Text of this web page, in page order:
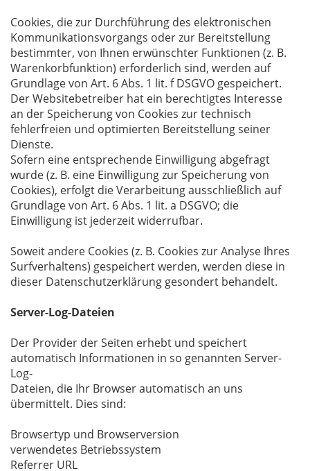
Cookies, die zur Durchführung des elektronischen
Kommunikationsvorgangs oder zur Bereitstellung
bestimmter, von Ihnen erwünschter Funktionen (z. B.
Warenkorbfunktion) erforderlich sind, werden auf
Grundlage von Art. 6 Abs. 1 lit. f DSGVO gespeichert.
Der Websitebetreiber hat ein berechtigtes Interesse
an der Speicherung von Cookies zur technisch
fehlerfreien und optimierten Bereitstellung seiner
Dienste.
Sofern eine entsprechende Einwilligung abgefragt
wurde (z. B. eine Einwilligung zur Speicherung von
Cookies), erfolgt die Verarbeitung ausschließlich auf
Grundlage von Art. 6 Abs. 1 lit. a DSGVO; die
Einwilligung ist jederzeit widerrufbar.
Soweit andere Cookies (z. B. Cookies zur Analyse Ihres
Surfverhaltens) gespeichert werden, werden diese in
dieser Datenschutzerklärung gesondert behandelt.
Server-Log-Dateien
Der Provider der Seiten erhebt und speichert
automatisch Informationen in so genannten Server-
Log-
Dateien, die Ihr Browser automatisch an uns
übermittelt. Dies sind:
Browsertyp und Browserversion
verwendetes Betriebssystem
Referrer URL